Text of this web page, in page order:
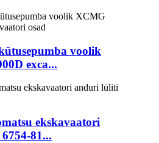
voolik
exca...
ekskavaatori
81...